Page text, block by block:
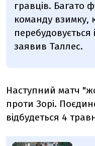
гравців. Багато
команду взимку,
перебудовується
заявив Таллес.
Наступний матч
проти Зорі.
відбудеться 4